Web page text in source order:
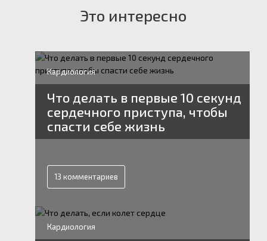
Это интересно
Кардиология
Что делать в первые 10 секунд
сердечного приступа, чтобы
спасти себе жизнь
13 комментариев
Кардиология